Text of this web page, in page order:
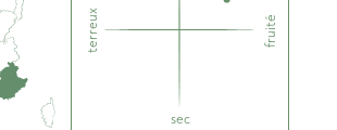
terreux fruité
sec